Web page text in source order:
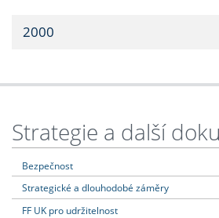
2000
Strategie a další
Bezpečnost
Strategické a dlouhodobé záměry
FF UK pro udržitelnost